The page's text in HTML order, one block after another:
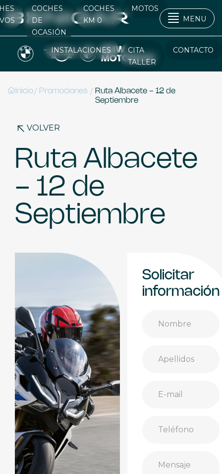
COCHES
DE
OCASIÓN
COCHES
KM 0
MOTOS
MENU
INSTALACIONES
CITA
TALLER
CONTACTO
Inicio/ Promociones / Ruta Albacete - 12 de
Septiembre
VOLVER
Ruta Albacete
- 12 de
Septiembre
Solicitar
información